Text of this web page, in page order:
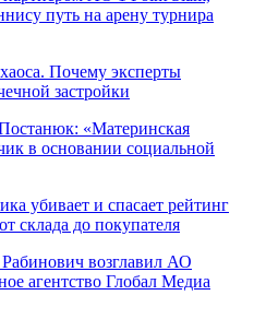
путь на арену турнира
Почему эксперты
застройки
«Материнская
в основании социальной
убивает и спасает рейтинг
склада до покупателя
возглавил АО
агентство Глобал Медиа